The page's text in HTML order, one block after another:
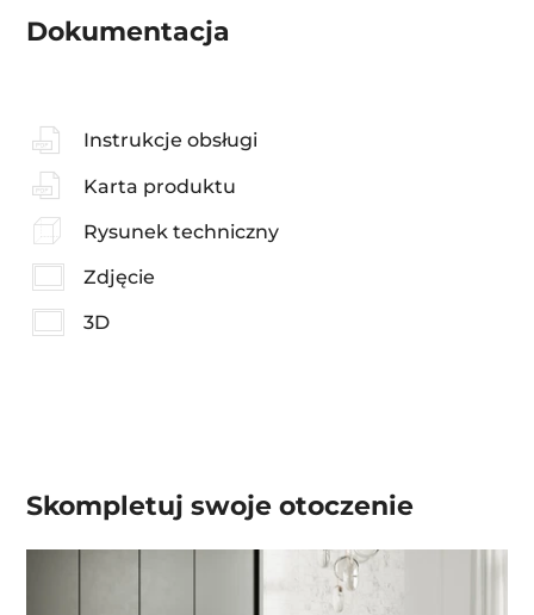
Dokumentacja
Instrukcje obsługi
Karta produktu
Rysunek techniczny
Zdjęcie
3D
Skompletuj swojeotoczenie